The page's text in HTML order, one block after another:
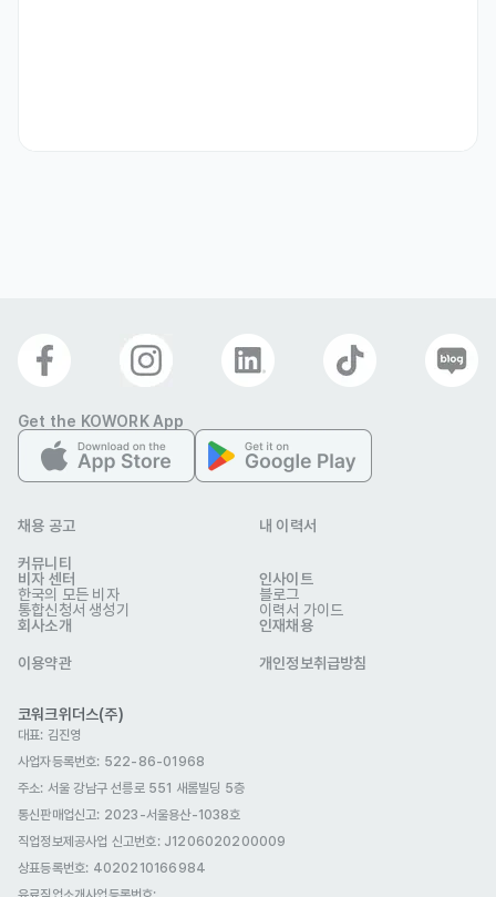
- 가전·캠핑·주방용품 카테고리에 대한 이해 또는 관심
- 책임감 있고 꼼꼼한 업무 스타일
북미·유럽 담당 Overseas Sales (1명)
- 해외 영업 또는 글로벌 B2B 영업 경험자
- 북미 또는 유럽 시장 이해도가 있는 분
- 협상 및 커뮤니케이션 역량이 뛰어난 분
- 자율적이고 주도적인 업무 수행이 가능한 분
우대 사항
- MAKUAKE 운영 경험
- 일본 소비자 트렌드에 대한 이해
북미·유럽 담당 Overseas Sales (1명)
Get the KOWORK App
채용 공고 내 이력서
커뮤니티
비자 센터
한국의 모든 비자
통합신청서 생성기
인사이트
블로그
이력서 가이드
회사소개
인재채용
이용약관 개인정보취급방침
코워크위더스(주)
대표: 김진영
사업자등록번호: 522-86-01968
주소: 서울 강남구 선릉로 551 새롬빌딩 5층
통신판매업신고: 2023-서울용산-1038호
직업정보제공사업 신고번호: J1206020200009
상표등록번호: 4020210166984